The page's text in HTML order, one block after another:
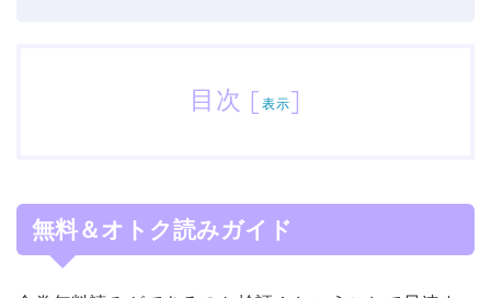
目次 [ 表示]
無料＆オトク読みガイド